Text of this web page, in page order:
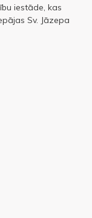
iestāde, kas
Sv. Jāzepa